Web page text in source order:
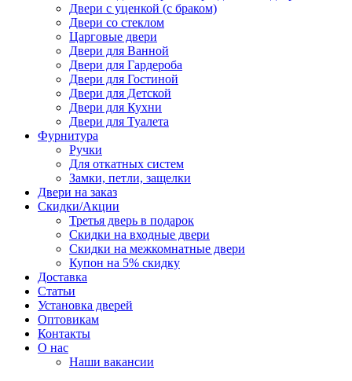
Двери с уценкой (с браком)
Двери со стеклом
Царговые двери
Двери для Ванной
Двери для Гардероба
Двери для Гостиной
Двери для Детской
Двери для Кухни
Двери для Туалета
Фурнитура
Ручки
Для откатных систем
Замки, петли, защелки
Двери на заказ
Скидки/Акции
Третья дверь в подарок
Скидки на входные двери
Скидки на межкомнатные двери
Купон на 5% скидку
Доставка
Статьи
Установка дверей
Оптовикам
Контакты
О нас
Наши вакансии